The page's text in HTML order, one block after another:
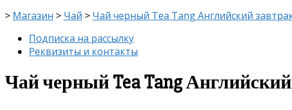
> Магазин > Чай > Чай черный Tea Tang Английский
Подписка на рассылку
Реквизиты и контакты
Чай черный Tea Tang